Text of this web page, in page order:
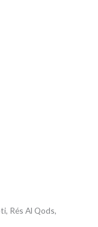
Rés Al Qods,